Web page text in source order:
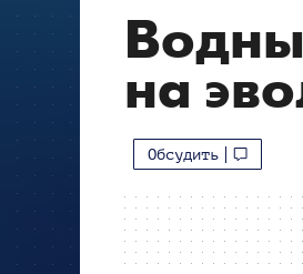
на
Обсудить